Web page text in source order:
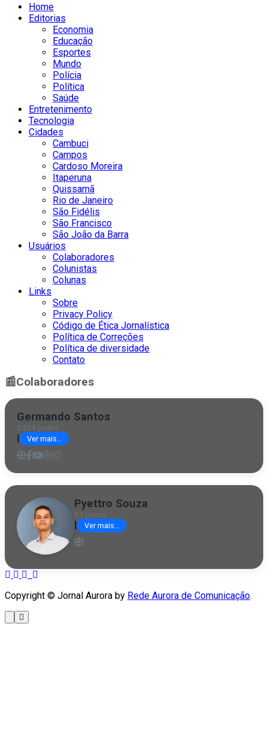
Home
Editorias
Economia
Educação
Esportes
Mundo
Polícia
Política
Saúde
Entretenimento
Tecnologia
Cidades
Cambuci
Campos
Cardoso Moreira
Itaperuna
Quissamã
Rio de Janeiro
São Fidélis
São Francisco
São João da Barra
Usuários
Colaboradores
Colunistas
Colunas
Links
Sobre
Privacy Policy
Código de Ética Jornalística
Política de Correções
Política de diversidade
Contato
📰Colaboradores
Germando Santos
3224 posts
| Ver mais...
Pyettro Souza
32 posts
| Ver mais...
Copyright © Jornal Aurora by Rede Aurora de Comunicação.